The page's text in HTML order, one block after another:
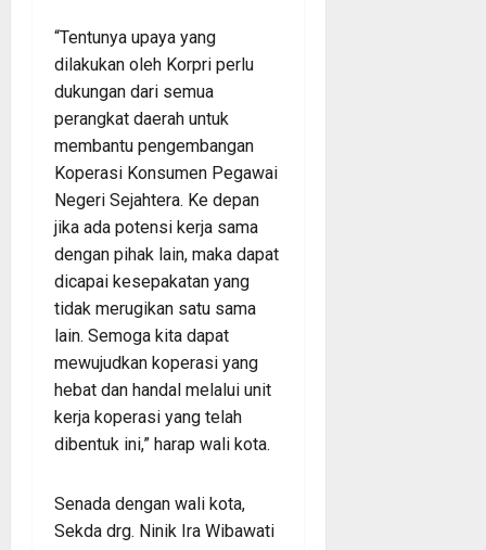
“Tentunya upaya yang
dilakukan oleh Korpri perlu
dukungan dari semua
perangkat daerah untuk
membantu pengembangan
Koperasi Konsumen Pegawai
Negeri Sejahtera. Ke depan
jika ada potensi kerja sama
dengan pihak lain, maka dapat
dicapai kesepakatan yang
tidak merugikan satu sama
lain. Semoga kita dapat
mewujudkan koperasi yang
hebat dan handal melalui unit
kerja koperasi yang telah
dibentuk ini,” harap wali kota.
Senada dengan wali kota,
Sekda drg. Ninik Ira Wibawati